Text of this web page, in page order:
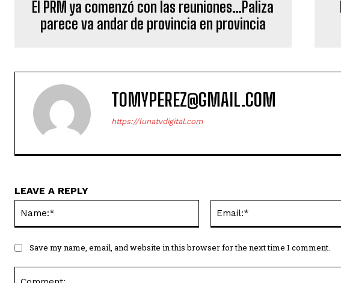
El PRM ya comenzó con las reuniones…Paliza
parece va andar de provincia en provincia
TOMYPEREZ@GMAIL.COM
https://lunatvdigital.com
LEAVE A REPLY
Save my name, email, and website in this browser for the next time I comment.